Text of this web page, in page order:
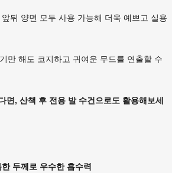
뒤 양면 모두 사용 가능해 더욱 예쁘고 실용
만 해도 코지하고 귀여운 무드를 연출할 수
, 산책 후 전용 발 수건으로도 활용해보세
두께로 우수한 흡수력